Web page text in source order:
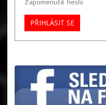
Zapomenuté heslo